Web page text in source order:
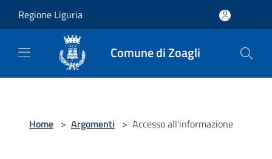
Regione Liguria
Comune di Zoagli
Home > Argomenti > Accesso all'informazione